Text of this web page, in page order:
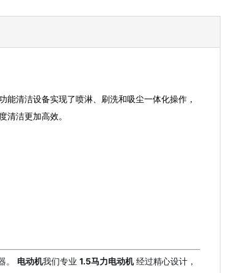
清洁设备实现了喷淋、刷洗和吸尘一体化操作，
洁更加高效。
。 电动机我们专业 1.5马力电动机经过精心设计，